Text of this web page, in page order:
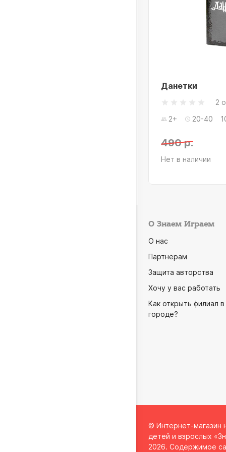
Данетки
2
2+
20-40
490 р.
Нет в наличии
О Знаем Играем
О нас
Партнёрам
Защита авторства
Хочу у вас работать
Как открыть филиал
городе?
© Интернет-магазин
детей и взрослых
2026. Содержимое